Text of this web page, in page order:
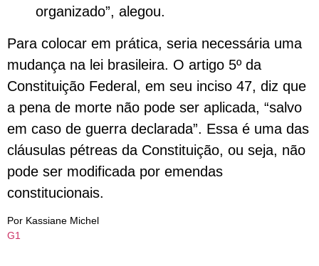
organizado”, alegou.
Para colocar em prática, seria necessária uma
mudança na lei brasileira. O artigo 5º da
Constituição Federal, em seu inciso 47, diz que
a pena de morte não pode ser aplicada, “salvo
em caso de guerra declarada”. Essa é uma das
cláusulas pétreas da Constituição, ou seja, não
pode ser modificada por emendas
constitucionais.
Por Kassiane Michel
G1